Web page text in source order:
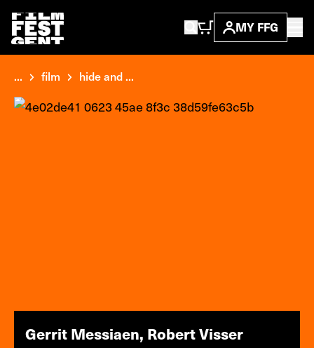
MY FFG
... film hide and ...
Gerrit Messiaen, Robert Visser